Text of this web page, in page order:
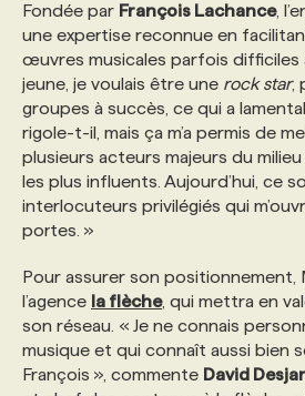
TENDANCES
ÉVÉNEMENTIEL
NOS AUTEUR‧RICES
ANNONCEZ AVEC NOUS
NOS FORMATEUR‧RICES
POURQUOI CHOISIR NOS
NOS TARIFS
FAQ
NOS EXPERTISES
FAQ
ANNONCEZ AVEC NOUS
Fondée par François Lachance,
une expertise reconnue en
œuvres musicales parfois difficiles
jeune, je voulais être une rock star,
groupes à succès, ce qui a
rigole-t-il, mais ça m’a permis de
plusieurs acteurs majeurs du
les plus influents. Aujourd’hui, ce
interlocuteurs privilégiés qui
portes. »
Pour assurer son positionnement,
l’agence la flèche, qui mettra en
son réseau. « Je ne connais
musique et qui connaît aussi bien
François », commente David